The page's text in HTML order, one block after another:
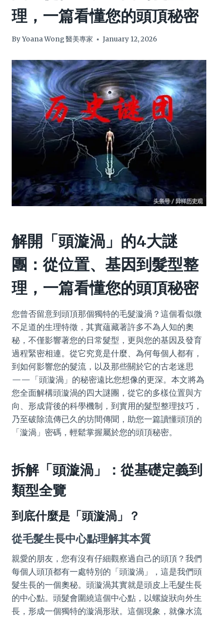
理，一篇看懂您的頭頂秘密
ByYoana Wong 醫美專家 January 12, 2026
解開「頭漩渦」的4大謎
團：從位置、基因到髮型整
理，一篇看懂您的頭頂秘密
您曾否留意到頭頂那個獨特的毛髮漩渦？這個看似微
不足道的生理特徵，其實蘊藏著許多不為人知的奧
秘，不僅影響著您的日常髮型，更與您的基因及發育
過程緊密相連。從它究竟是什麼、為何每個人都有，
到如何影響您的髮流，以及那些關於它的古老迷思
——「頭漩渦」的秘密遠比您想像的更深。本文將為
您全面解構頭漩渦的四大謎團，從它的多樣位置與方
向、形成背後的科學機制，到實用的髮型整理技巧，
乃至破除流傳已久的坊間傳聞，助您一篇讀懂頭頂的
「漩渦」密碼，輕鬆掌握屬於您的頭頂秘密。
拆解「頭漩渦」：從基礎定義到
類型全覽
到底什麼是「頭漩渦」？
從毛髮生長中心點理解其本質
親愛的朋友，您有沒有仔細觀察過自己的頭頂？我們
每個人頭頂都有一處特別的「頭漩渦」，這是我們頭
髮生長的一個奧秘。頭漩渦其實就是頭皮上毛髮生長
的中心點。頭髮會圍繞這個中心點，以螺旋狀向外生
長，形成一個獨特的漩渦形狀。這個現象，就像水流